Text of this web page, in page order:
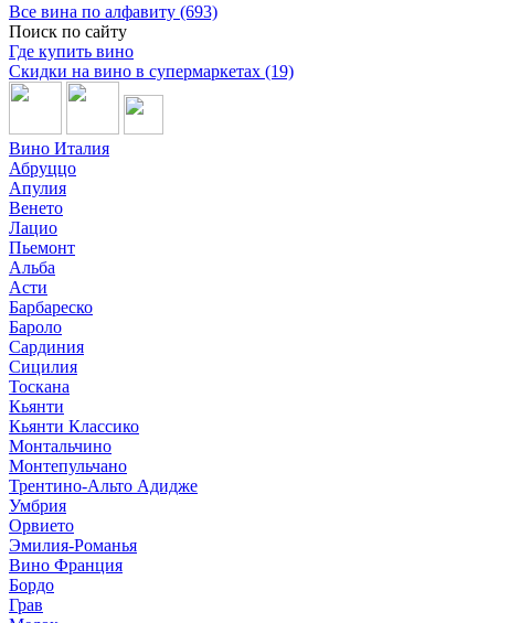
Все вина по алфавиту (693)
Поиск по сайту
Где купить вино
Скидки на вино в супермаркетах (19)
Вино Италия
Абруццо
Апулия
Венето
Лацио
Пьемонт
Альба
Асти
Барбареско
Бароло
Сардиния
Сицилия
Тоскана
Кьянти
Кьянти Классико
Монтальчино
Монтепульчано
Трентино-Альто Адидже
Умбрия
Орвието
Эмилия-Романья
Вино Франция
Бордо
Грав